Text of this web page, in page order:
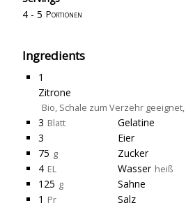
4 - 5 Portionen
Ingredients
1
Zitrone
Bio, Schale zum Verzehr
3 Blatt
Gelatine
3
Eier
75 g
Zucker
4 EL Wasser heiß
125 g
Sahne
1 Pr Salz